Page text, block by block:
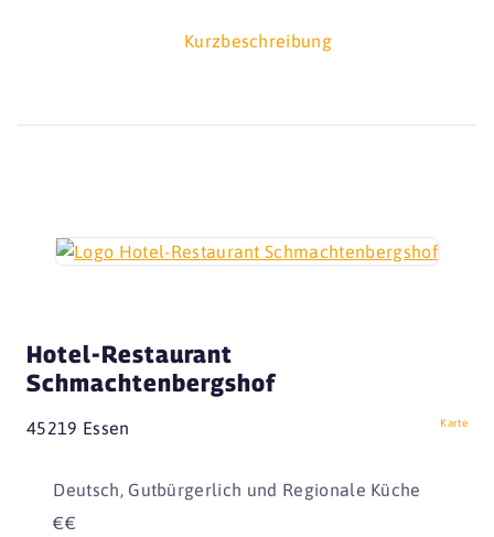
Kurzbeschreibung
Hotel-Restaurant
Schmachtenbergshof
45219 Essen Karte
Deutsch, Gutbürgerlich und Regionale Küche
€€